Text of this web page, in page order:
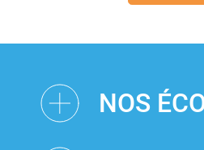
NOS